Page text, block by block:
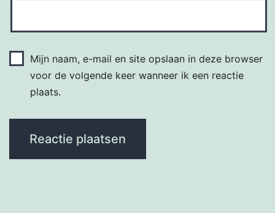
Mijn naam, e-mail en site opslaan in deze browser
voor de volgende keer wanneer ik een reactie
plaats.